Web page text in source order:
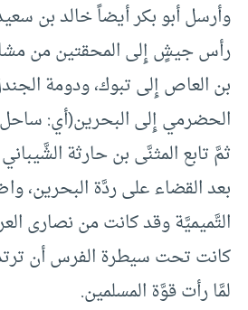
وأرسل أبو بكر أيضاً خالد بن
رأس جيشٍ إِلى المحقتين من
بن العاص إِلى تبوك، ودومة
الحضرمي إِلى البحرين(أي: ساحل
ثمَّ تابع المثنَّى بن حارثة
بعد القضاء على ردَّة
التَّميميَّة وقد كانت من نصارى
كانت تحت سيطرة الفرس أن ترتدَّ
لمَّا رأت قوَّة المسلمين.